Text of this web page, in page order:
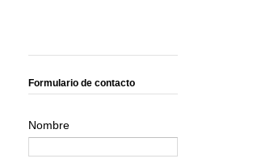
Formulario de contacto
Nombre